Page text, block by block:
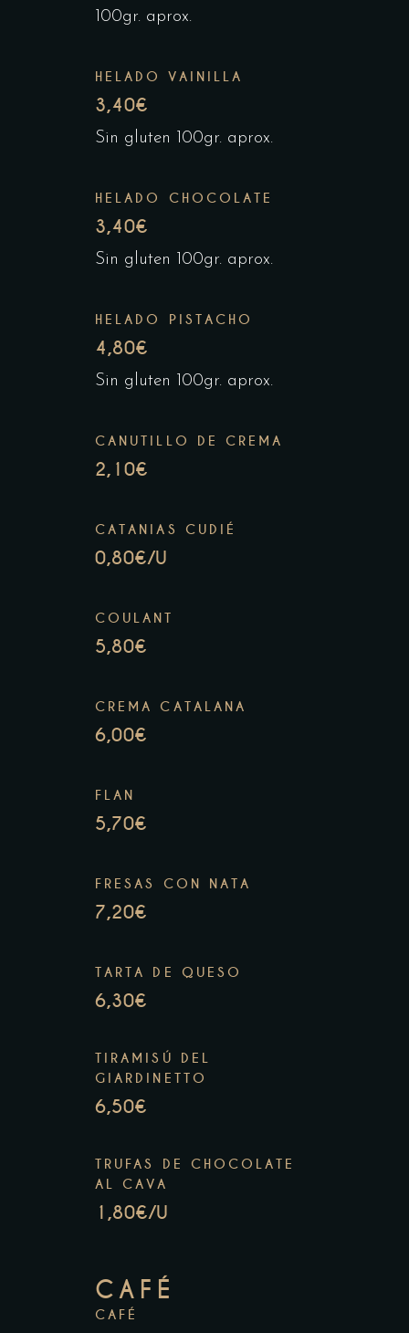
100gr. aprox.
HELADO VAINILLA
3,40€
Sin gluten 100gr. aprox.
HELADO CHOCOLATE
3,40€
Sin gluten 100gr. aprox.
HELADO PISTACHO
4,80€
Sin gluten 100gr. aprox.
CANUTILLO DE CREMA
2,10€
CATANIAS CUDIÉ
0,80€/U
COULANT
5,80€
CREMA CATALANA
6,00€
FLAN
5,70€
FRESAS CON NATA
7,20€
TARTA DE QUESO
6,30€
TIRAMISÚ DEL
GIARDINETTO
6,50€
TRUFAS DE CHOCOLATE
AL CAVA
1,80€/U
CAFÉ
CAFÉ